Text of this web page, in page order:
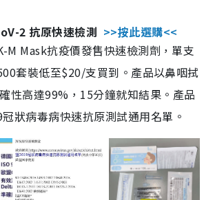
2 抗原快速檢測 >>按此選購<<
M Mask抗疫價發售快速檢測劑，單支
套裝低至$20/支買到。產品以鼻咽拭
性高達99%，15分鐘就知結果。產品
狀病毒病快速抗原測試通用名單。